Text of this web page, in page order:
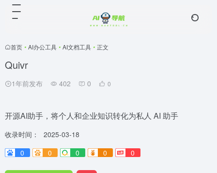
首页 • AI办公工具 • AI文档工具 • 正文
Quivr
1年前发布 402 0 0
开源AI助手，将个人和企业知识转化为私人 AI 助手
收录时间：
2025-03-18
0
0 0 0 0